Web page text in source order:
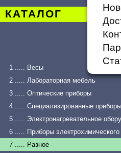
КАТАЛОГ
1 ..... Весы
2 ..... Лабораторная мебель
3 ..... Оптические приборы
4 ..... Специализированные приборы
5 ..... Электронагревательное
6 ..... Приборы электрохимического
7 ..... Разное